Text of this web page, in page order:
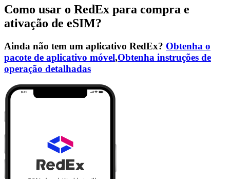
Como usar o RedEx para compra e
ativação de eSIM?
Ainda não tem um aplicativo RedEx? Obtenha o
pacote de aplicativo móvel,Obtenha instruções de
operação detalhadas